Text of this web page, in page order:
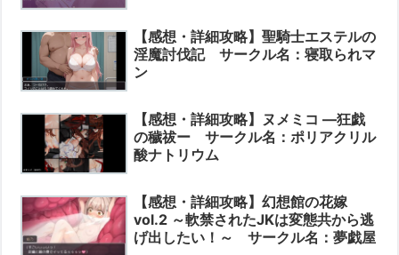
【感想・詳細攻略】聖騎士エステルの
淫魔討伐記 サークル名：寝取られマ
ン
【感想・詳細攻略】ヌメミコ ―狂戯
の穢祓ー サークル名：ポリアクリル
酸ナトリウム
【感想・詳細攻略】幻想館の花嫁
vol.2 ～軟禁されたJKは変態共から逃
げ出したい！～ サークル名：夢戯屋